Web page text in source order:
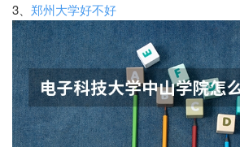
3、 郑州大学好不好